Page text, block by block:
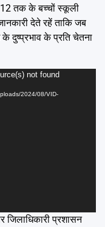
12 तक के बच्चों स्कूली
देते रहें ताकि जब
दुष्प्रभाव के प्रति चेतना
not found
2024/08/VID-
प्रशासन